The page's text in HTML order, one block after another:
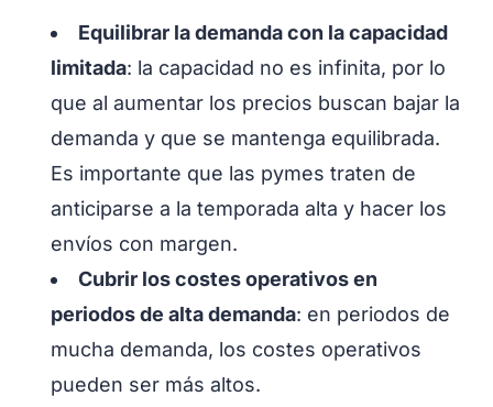
Equilibrar la demanda con la capacidad
limitada: la capacidad no es infinita, por lo
que al aumentar los precios buscan bajar la
demanda y que se mantenga equilibrada.
Es importante que las pymes traten de
anticiparse a la temporada alta y hacer los
envíos con margen.
Cubrir los costes operativos en
periodos de alta demanda: en periodos de
mucha demanda, los costes operativos
pueden ser más altos.